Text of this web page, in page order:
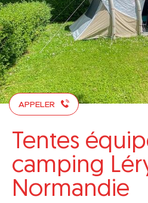
APPELER
Tentes
camping
Normandie